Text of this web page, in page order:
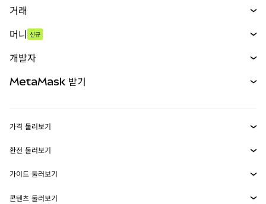
거래
무기한 선물
실물자산
머니 신규
개발자
MetaMask Connect
Snaps
웹3 서비스
MetaMask 받기
보안
고객 지원
가격 둘러보기
이더리움 가격
솔라나 가격
환전 둘러보기
ETH를 USD로 환전
USDT를 INR로 환전
가이드 둘러보기
ETH 매수
콘텐츠 둘러보기